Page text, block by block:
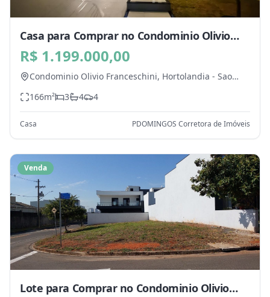
Casa para Comprar no Condominio Olivio
Franceschini, Hortolandia - SP
R$ 1.199.000,00
Condominio Olivio Franceschini, Hortolandia - Sao
166m² 3 4 4
Casa PDOMINGOS Corretora de Imóveis
Venda
Lote para Comprar no Condominio Olivio